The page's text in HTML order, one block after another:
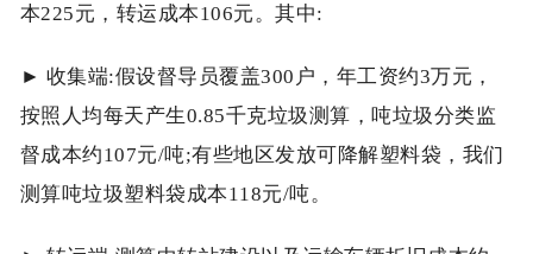
本225元，转运成本106元。其中:
► 收集端:假设督导员覆盖300户，年工资约3万元，
按照人均每天产生0.85千克垃圾测算，吨垃圾分类监
督成本约107元/吨;有些地区发放可降解塑料袋，我们
测算吨垃圾塑料袋成本118元/吨。